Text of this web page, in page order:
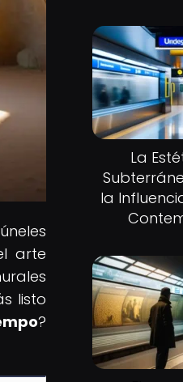
arte
listo
?
La
la